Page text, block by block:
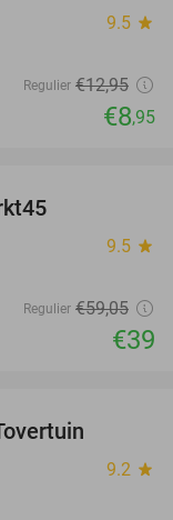
9.5 star
Regulier €12,95
€8,95
9.5 star
Regulier €59,05
€39
9.2 star